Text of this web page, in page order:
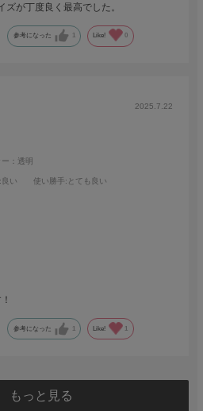
ズが丁度良く最高でした。
参考になった 1 Like! 0
2025.7.22
ー：透明
:良い 使い勝手 :とても良い
参考になった 1 Like! 1
もっと見る